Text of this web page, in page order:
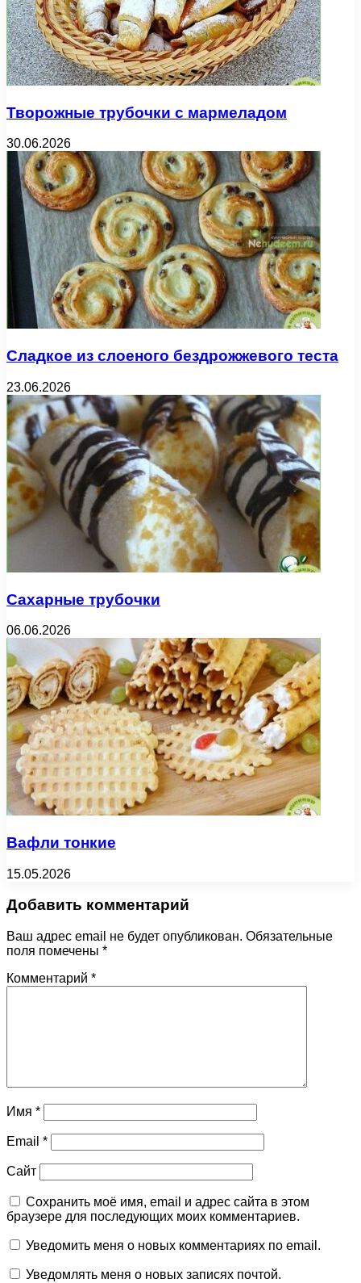
Творожные трубочки с мармеладом
30.06.2026
Сладкое из слоеного бездрожжевого теста
23.06.2026
Сахарные трубочки
06.06.2026
Вафли тонкие
15.05.2026
Добавить комментарий
Ваш адрес email не будет опубликован. Обязательные
поля помечены *
Комментарий *
Имя *
Email *
Сайт
Сохранить моё имя, email и адрес сайта в этом
браузере для последующих моих комментариев.
Уведомить меня о новых комментариях по email.
Уведомлять меня о новых записях почтой.